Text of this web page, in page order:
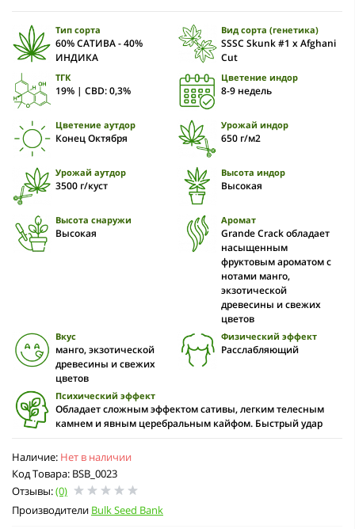
Наличие: Нет в наличии
Код Товара: BSB_0023
Отзывы:(0)
Производители Bulk Seed Bank
Тип сорта
60% САТИВА - 40%
ИНДИКА
Вид сорта (генетика)
SSSC Skunk #1 x Afghani
Cut
ТГК
19% | CBD: 0,3%
Цветение индор
8-9 недель
Цветение аутдор
Конец Октября
Урожай индор
650 г/м2
Урожай аутдор
3500 г/куст
Высота индор
Высокая
Высота снаружи
Высокая
Аромат
Grande Crack обладает
насыщенным
фруктовым ароматом с
нотами манго,
экзотической
древесины и свежих
цветов
Вкус
манго, экзотической
древесины и свежих
цветов
Физический эффект
Расслабляющий
Психический эффект
Обладает сложным эффектом сативы, легким телесным
камнем и явным церебральным кайфом. Быстрый удар